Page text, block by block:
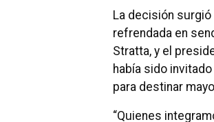
La decisión
refrendada en
Stratta, y el
había sido
para destinar
“Quienes